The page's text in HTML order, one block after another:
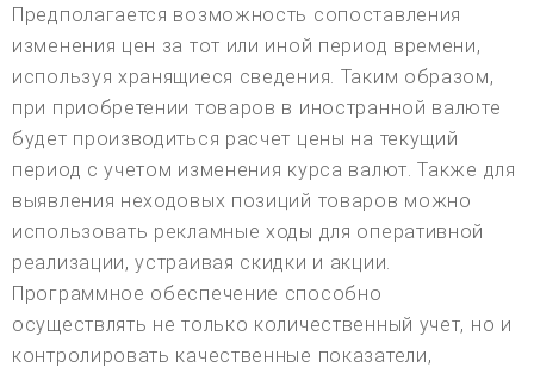
Предполагается возможность сопоставления
изменения цен за тот или иной период времени,
используя хранящиеся сведения. Таким образом,
при приобретении товаров в иностранной валюте
будет производиться расчет цены на текущий
период с учетом изменения курса валют. Также для
выявления неходовых позиций товаров можно
использовать рекламные ходы для оперативной
реализации, устраивая скидки и акции.
Программное обеспечение способно
осуществлять не только количественный учет, но и
контролировать качественные показатели,